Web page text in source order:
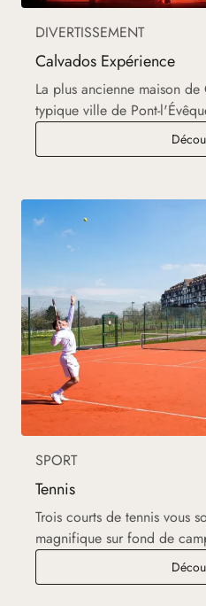
DIVERTISSEMENT
Calvados Expérience
La plus ancienne maison
typique ville de Pont-
SPORT
Tennis
Trois courts de tennis vous
magnifique sur fond de